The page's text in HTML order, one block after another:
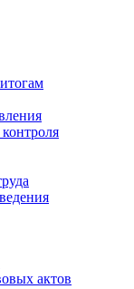
актов